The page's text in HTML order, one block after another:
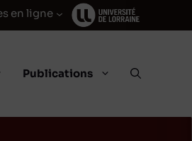
en ligne
Publications